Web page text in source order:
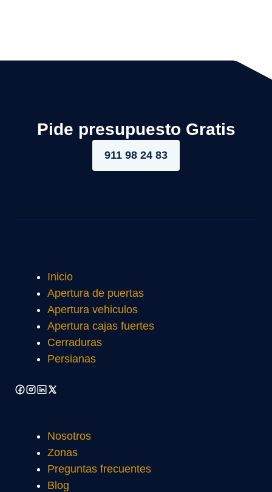
Pide presupuesto Gratis
911 98 24 83
Inicio
Apertura de puertas
Apertura vehiculos
Apertura cajas fuertes
Cerraduras
Persianas
Nosotros
Zonas
Preguntas frecuentes
Blog